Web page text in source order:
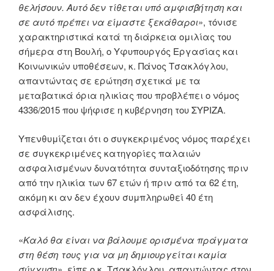
θελήσουν. Αυτό δεν τίθεται υπό αμφισβήτηση και
σε αυτό πρέπει να είμαστε ξεκάθαροι», τόνισε
χαρακτηριστικά κατά τη διάρκεια ομιλίας του
σήμερα στη Βουλή, ο Υφυπουργός Εργασίας και
Κοινωνικών υποθέσεων, κ. Πάνος Τσακλόγλου,
απαντώντας σε ερώτηση σχετικά με τα
μεταβατικά όρια ηλικίας που προβλέπει ο νόμος
4336/2015 που ψήφισε η κυβέρνηση του ΣΥΡΙΖΑ.
Υπενθυμίζεται ότι ο συγκεκριμένος νόμος παρέχει
σε συγκεκριμένες κατηγορίες παλαιών
ασφαλισμένων δυνατότητα συνταξιοδότησης πριν
από την ηλικία των 67 ετών ή πριν από τα 62 έτη,
ακόμη κι αν δεν έχουν συμπληρωθεί 40 έτη
ασφάλισης.
«Καλό θα είναι να βάλουμε ορισμένα πράγματα
στη θέση τους για να μη δημιουργείται καμία